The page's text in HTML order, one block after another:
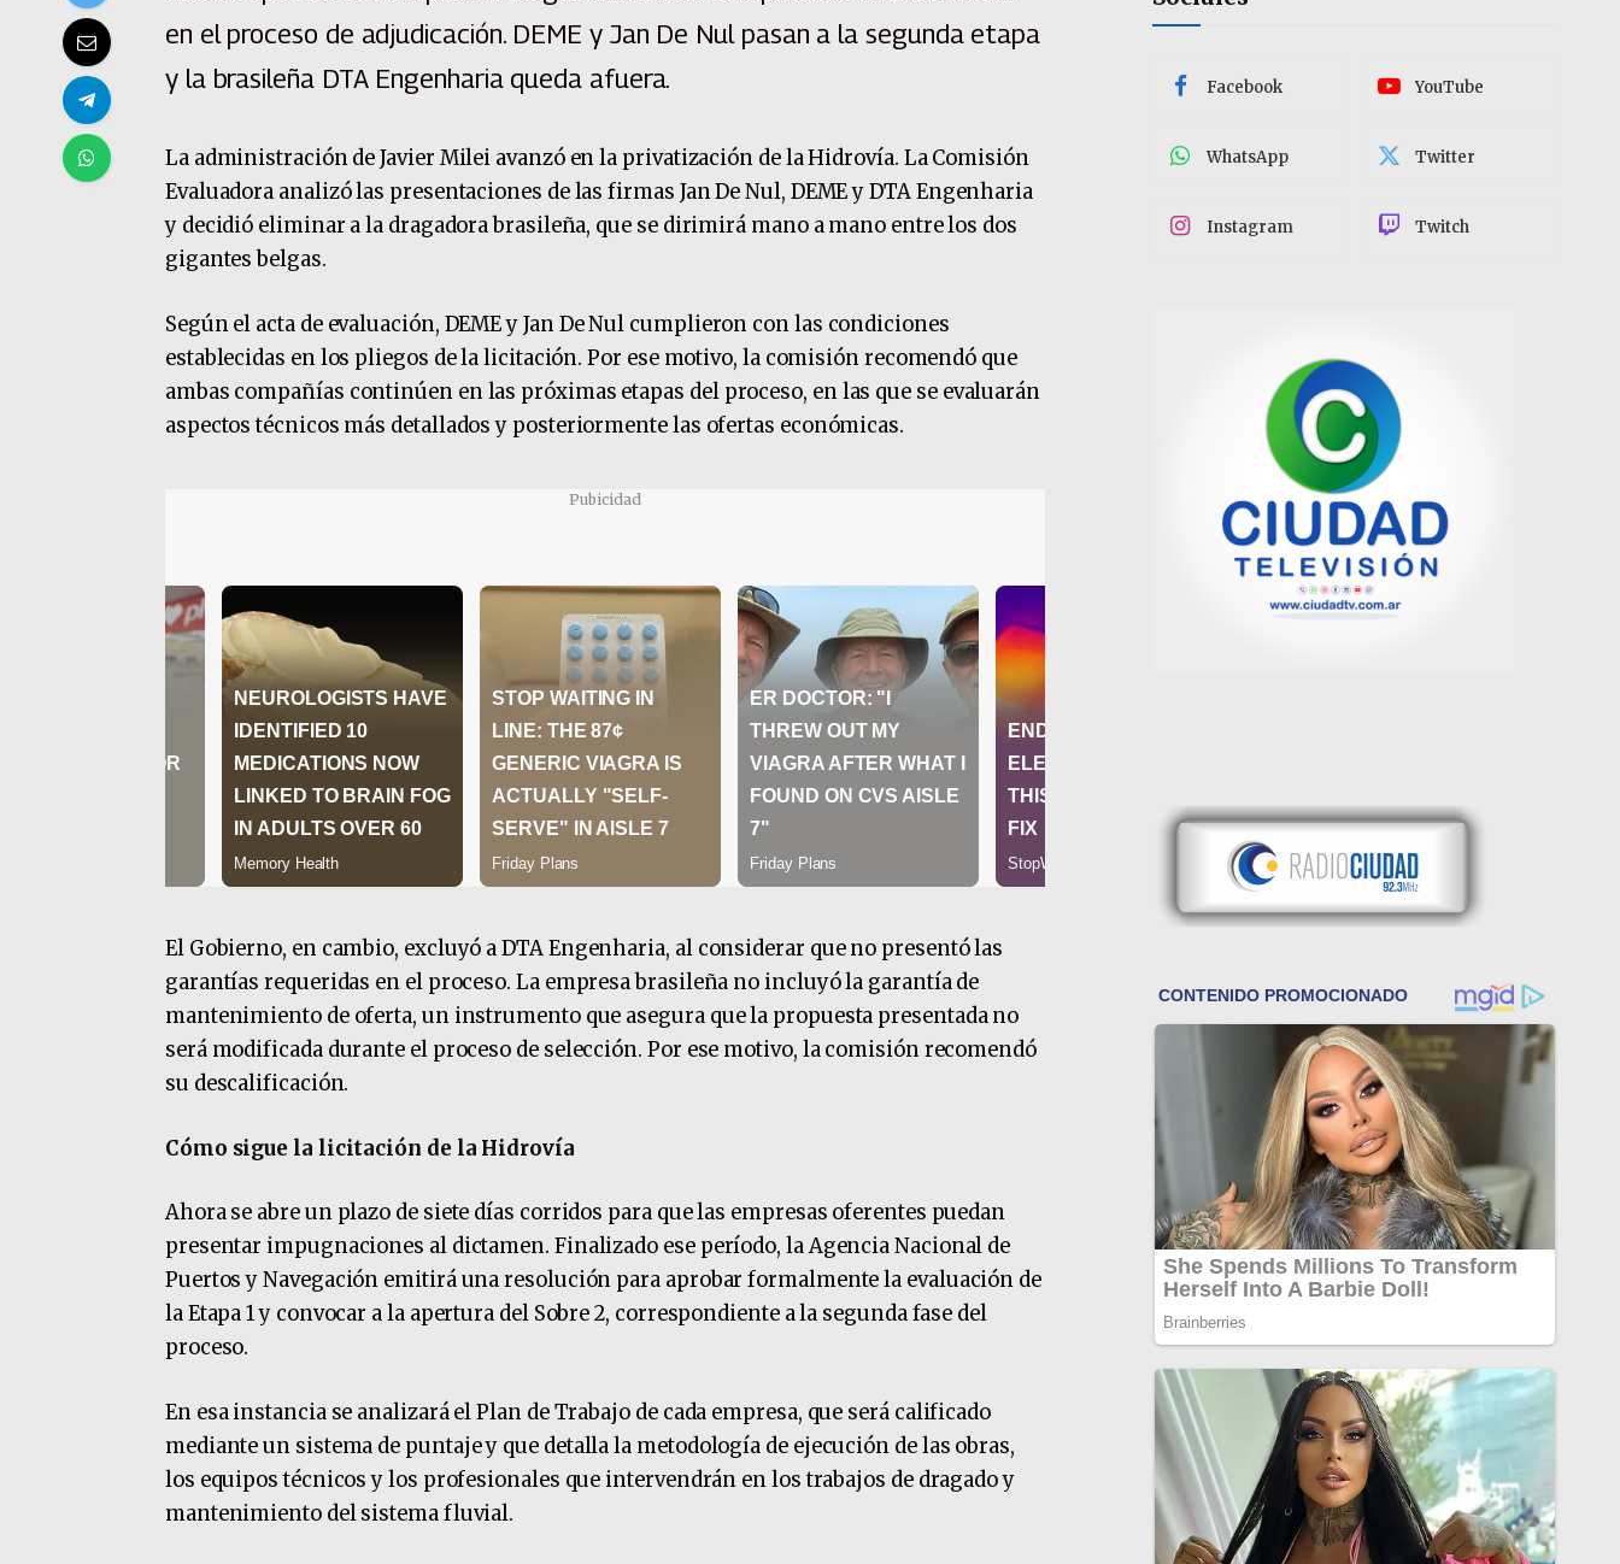
en el proceso de adjudicación. DEME y Jan De Nul pasan a la segunda etapa
y la brasileña DTA Engenharia queda afuera.
La administración de Javier Milei avanzó en la privatización de la Hidrovía. La Comisión
Evaluadora analizó las presentaciones de las firmas Jan De Nul, DEME y DTA Engenharia
y decidió eliminar a la dragadora brasileña, que se dirimirá mano a mano entre los dos
gigantes belgas.
Según el acta de evaluación, DEME y Jan De Nul cumplieron con las condiciones
establecidas en los pliegos de la licitación. Por ese motivo, la comisión recomendó que
ambas compañías continúen en las próximas etapas del proceso, en las que se evaluarán
aspectos técnicos más detallados y posteriormente las ofertas económicas.
Pubicidad
El Gobierno, en cambio, excluyó a DTA Engenharia, al considerar que no presentó las
garantías requeridas en el proceso. La empresa brasileña no incluyó la garantía de
mantenimiento de oferta, un instrumento que asegura que la propuesta presentada no
será modificada durante el proceso de selección. Por ese motivo, la comisión recomendó
su descalificación.
Cómo sigue la licitación de la Hidrovía
Ahora se abre un plazo de siete días corridos para que las empresas oferentes puedan
presentar impugnaciones al dictamen. Finalizado ese período, la Agencia Nacional de
Puertos y Navegación emitirá una resolución para aprobar formalmente la evaluación de
la Etapa 1 y convocar a la apertura del Sobre 2, correspondiente a la segunda fase del
proceso.
En esa instancia se analizará el Plan de Trabajo de cada empresa, que será calificado
mediante un sistema de puntaje y que detalla la metodología de ejecución de las obras,
los equipos técnicos y los profesionales que intervendrán en los trabajos de dragado y
mantenimiento del sistema fluvial.
Facebook YouTube
WhatsApp Twitter
Instagram Twitch